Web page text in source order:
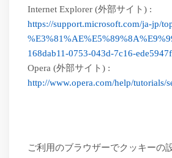
Internet Explorer (外部サイト) :
https://support.microsoft.com/ja-jp/
168dab11-0753-043d-7c16-
Opera (外部サイト) :
http://www.opera.com/help/tutorials/
ご利用のブラウザーでクッキーの